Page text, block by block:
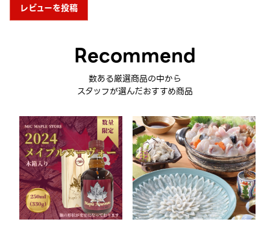
レビューを投稿
Recommend
数ある厳選商品の中から
スタッフが選んだおすすめ商品